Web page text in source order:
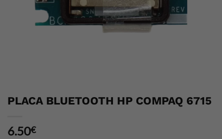
PLACA BLUETOOTH HP COMPAQ 6715
6.50€